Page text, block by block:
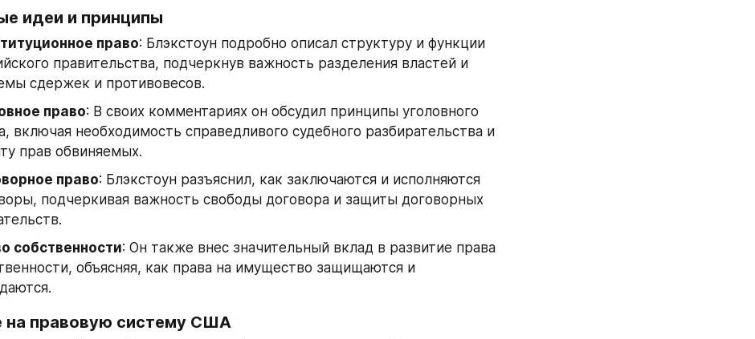
идеи и принципы
право: Блэкстоун подробно описал структуру и функции
правительства, подчеркнув важность разделения властей и
сдержек и противовесов.
право: В своих комментариях он обсудил принципы уголовного
включая необходимость справедливого судебного разбирательства и
прав обвиняемых.
право: Блэкстоун разъяснил, как заключаются и исполняются
подчеркивая важность свободы договора и защиты договорных
собственности: Он также внес значительный вклад в развитие права
объясняя, как права на имущество защищаются и
на правовую систему США